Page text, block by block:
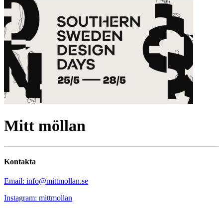
Mitt möllan
Kontakta
Email: info@mittmollan.se
Instagram: mittmollan